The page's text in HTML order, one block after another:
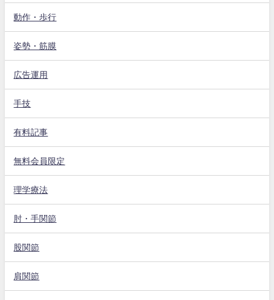
動作・歩行
姿勢・筋膜
広告運用
手技
有料記事
無料会員限定
理学療法
肘・手関節
股関節
肩関節